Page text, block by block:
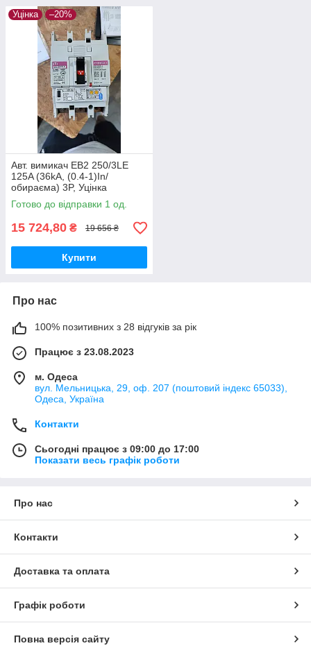
Уцінка –20%
Авт. вимикач EB2 250/3LE
125A (36kA, (0.4-1)In/
обираєма) 3P, Уцінка
Готово до відправки 1 од.
15 724,80 ₴ 19 656 ₴
Купити
Про нас
100% позитивних з 28 відгуків за рік
Працює з 23.08.2023
м. Одеса
вул. Мельницька, 29, оф. 207 (поштовий індекс 65033),
Одеса, Україна
Контакти
Сьогодні працює з 09:00 до 17:00
Показати весь графік роботи
Про нас
Контакти
Доставка та оплата
Графік роботи
Повна версія сайту